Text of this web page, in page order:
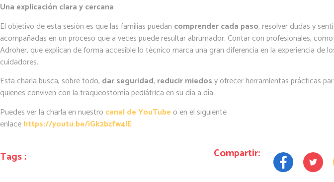
Una explicación clara y cercana
El objetivo de esta sesión es que las familias puedan comprender cada paso, resolver dudas y
acompañadas en un proceso que a veces puede resultar abrumador. Contar con profesionales,
Adroher, que explican de forma accesible lo técnico marca una gran diferencia en la experiencia de
cuidadores.
Esta charla busca, sobre todo, dar seguridad, reducir miedosy ofrecer herramientas prácticas
quienes conviven con la traqueostomía pediátrica en su día a día.
Puedes ver la charla en nuestro canal de YouTube o en el siguiente
enlacehttps://youtu.be/iGk2bzfw4lE
Tags : Compartir: